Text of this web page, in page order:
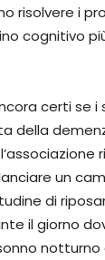
risolvere i
cognitivo
certi se i
della
un
di
il giorno
notturno